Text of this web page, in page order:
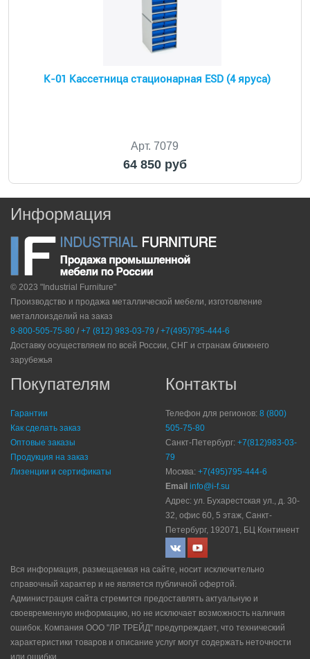
К-01 Кассетница стационарная ESD (4 яруса)
Арт. 7079
64 850 руб
Информация
© 2023 "Industrial Furniture"
Производство и продажа металлической мебели, изготовление
металлоизделий на заказ
8-800-505-75-80 / +7 (812) 983-03-79 / +7(495)795-444-6
Доставку осуществляем по всей России, СНГ и странам ближнего
зарубежья
Покупателям
Гарантии
Как сделать заказ
Оптовые заказы
Продукция на заказ
Лизенции и сертификаты
Контакты
Телефон для регионов: 8 (800)
505-75-80
Санкт-Петербург: +7(812)983-03-
79
Москва: +7(495)795-444-6
Email info@i-f.su
Адрес: ул. Бухарестская ул., д. 30-
32, офис 60, 5 этаж, Санкт-
Петербург, 192071, БЦ Континент
Вся информация, размещаемая на сайте, носит исключительно
справочный характер и не является публичной офертой.
Администрация сайта стремится предоставлять актуальную и
своевременную информацию, но не исключает возможность наличия
ошибок. Компания ООО "ЛР ТРЕЙД" прeдупрeждaeт, что технический
характеристики товаров и описание услуг могут содержать неточности
или ошибки.